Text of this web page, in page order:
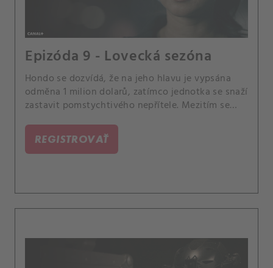
Epizóda 9 - Lovecká sezóna
Hondo se dozvídá, že na jeho hlavu je vypsána
odměna 1 milion dolarů, zatímco jednotka se snaží
zastavit pomstychtivého nepřítele. Mezitím se
SWAT.
REGISTROVAŤ